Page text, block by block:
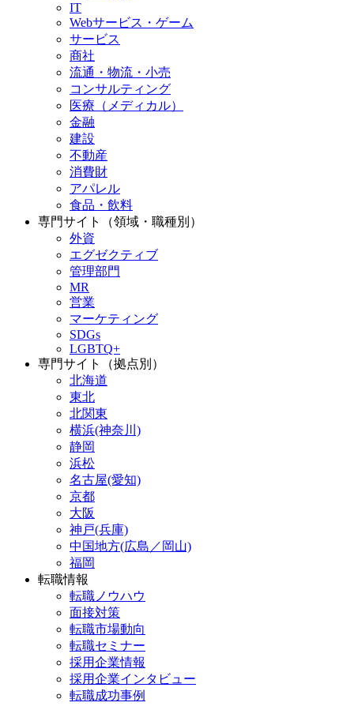
IT
Webサービス・ゲーム
サービス
商社
流通・物流・小売
コンサルティング
医療（メディカル）
金融
建設
不動産
消費財
アパレル
食品・飲料
専門サイト（領域・職種別）
外資
エグゼクティブ
管理部門
MR
営業
マーケティング
SDGs
LGBTQ+
専門サイト（拠点別）
北海道
東北
北関東
横浜(神奈川)
静岡
浜松
名古屋(愛知)
京都
大阪
神戸(兵庫)
中国地方(広島／岡山)
福岡
転職情報
転職ノウハウ
面接対策
転職市場動向
転職セミナー
採用企業情報
採用企業インタビュー
転職成功事例